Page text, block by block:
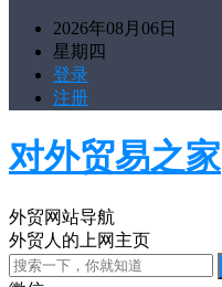
2026年08月06日
星期四
登录
注册
对外贸易之家
外贸网站导航
外贸人的上网主页